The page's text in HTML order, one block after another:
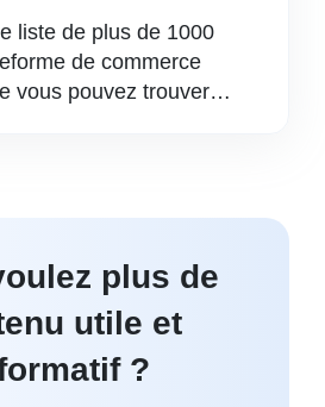
liste de plus de 1000
de commerce
vous pouvez trouver…
plus de
utile et
?